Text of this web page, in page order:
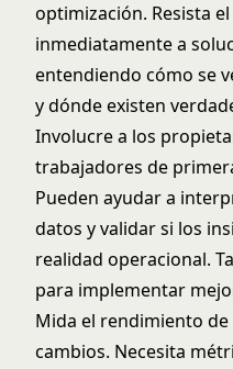
optimización. Resista
inmediatamente a
entendiendo cómo se
y dónde existen
Involucre a los
trabajadores de
Pueden ayudar a
datos y validar si los
realidad operacional.
para implementar
Mida el rendimiento
cambios. Necesita